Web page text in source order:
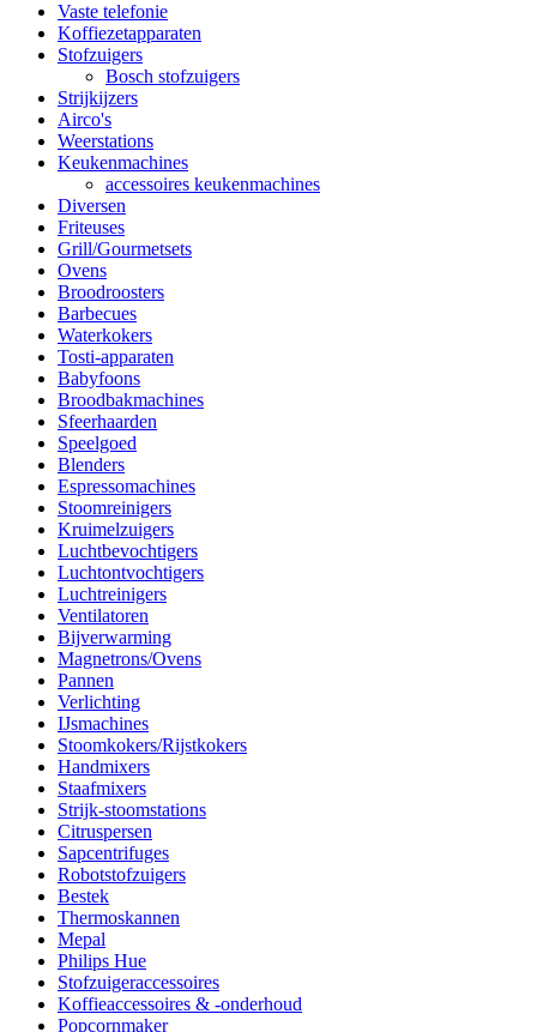
Vaste telefonie
Koffiezetapparaten
Stofzuigers
Bosch stofzuigers
Strijkijzers
Airco's
Weerstations
Keukenmachines
accessoires keukenmachines
Diversen
Friteuses
Grill/Gourmetsets
Ovens
Broodroosters
Barbecues
Waterkokers
Tosti-apparaten
Babyfoons
Broodbakmachines
Sfeerhaarden
Speelgoed
Blenders
Espressomachines
Stoomreinigers
Kruimelzuigers
Luchtbevochtigers
Luchtontvochtigers
Luchtreinigers
Ventilatoren
Bijverwarming
Magnetrons/Ovens
Pannen
Verlichting
IJsmachines
Stoomkokers/Rijstkokers
Handmixers
Staafmixers
Strijk-stoomstations
Citruspersen
Sapcentrifuges
Robotstofzuigers
Bestek
Thermoskannen
Mepal
Philips Hue
Stofzuigeraccessoires
Koffieaccessoires & -onderhoud
Popcornmaker